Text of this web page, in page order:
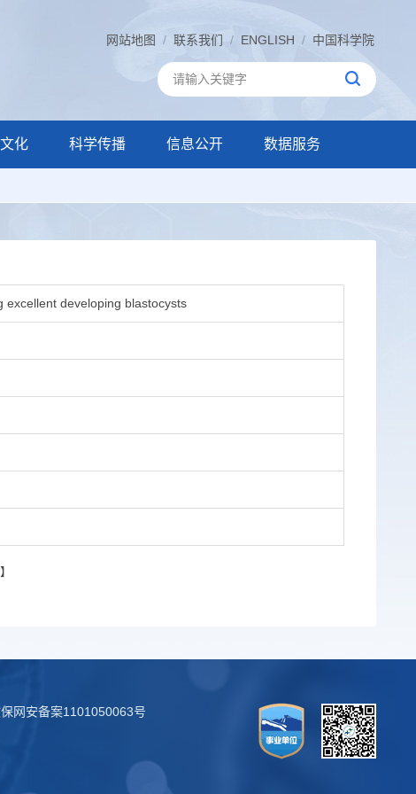
网站地图 / 联系我们 / ENGLISH / 中国科学院
化 科学传播 信息公开 数据服务
excellent developing blastocysts
】
网安备案1101050063号